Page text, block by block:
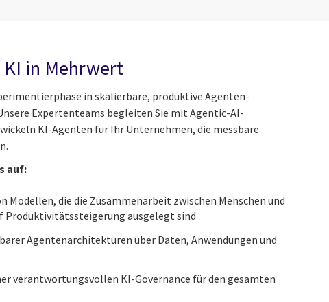
in Mehrwert
in skalierbare, produktive Agenten-
Expertenteams begleiten Sie mit Agentic-AI-
KI-Agenten für Ihr Unternehmen, die messbare
auf:
Modellen, die die Zusammenarbeit zwischen Menschen und
Produktivitätssteigerung ausgelegt sind
Agentenarchitekturen über Daten, Anwendungen und
verantwortungsvollen KI-Governance für den gesamten